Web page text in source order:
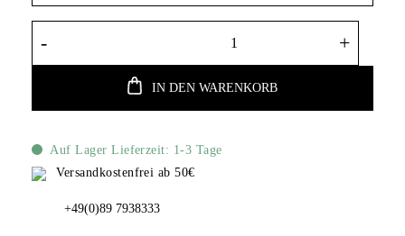
Xenox Gravur Anhänger Sterling Silber
IN DEN WARENKORB
Auf Lager Lieferzeit: 1-3 Tage
Versandkostenfrei ab 50€
+49(0)89 7938333